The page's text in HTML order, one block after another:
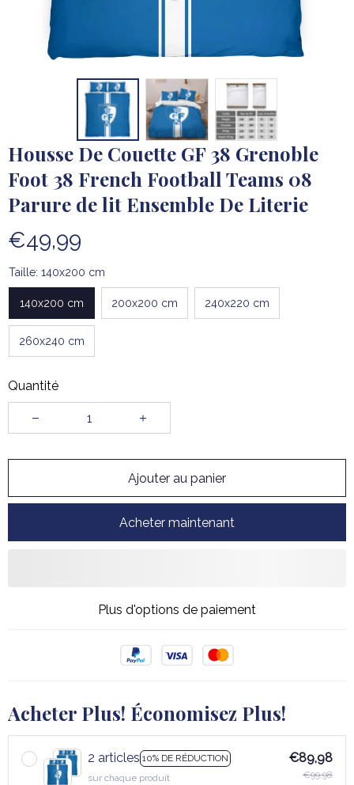
Housse De Couette GF 38 Grenoble
Foot 38 French Football Teams 08
Parure de lit Ensemble De Literie
€49,99
Taille: 140x200 cm
140x200 cm 200x200 cm 240x220 cm
260x240 cm
Quantité
Ajouter au panier
Acheter maintenant
Plus d'options de paiement
Acheter Plus! Économisez Plus!
2 articles 10% DE RÉDUCTION
sur chaque produit
€89,98
€99,98